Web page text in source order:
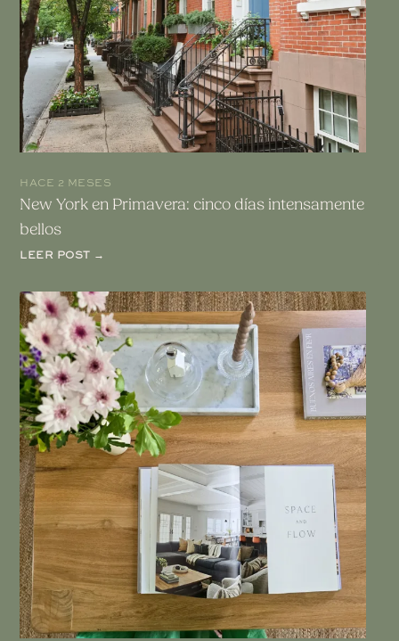
HACE 2 MESES
New York en Primavera: cinco días intensamente
bellos
LEER POST →